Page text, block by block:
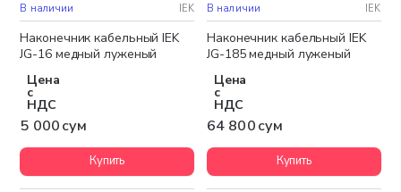
Бестселлер
В наличии IEK
Наконечник кабельный IEK
JG-16 медный луженый
Цена
с
НДС
5 000 сум
Купить
В наличии IEK
Наконечник кабельный IEK
JG-185 медный луженый
Цена
с
НДС
64 800 сум
Купить